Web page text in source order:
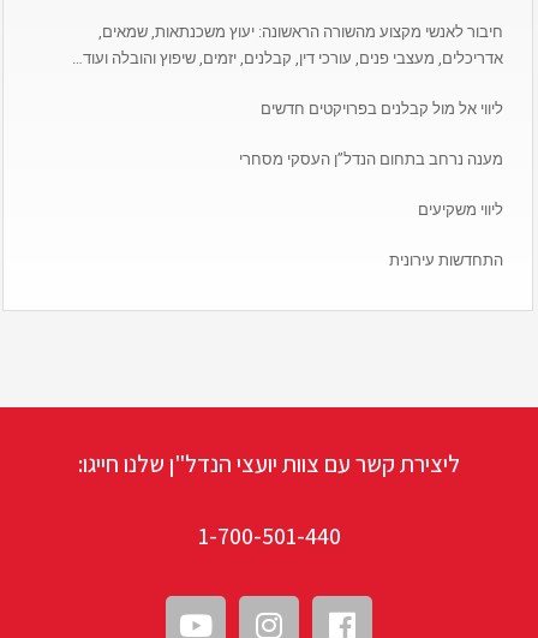
חיבור לאנשי מקצוע מהשורה הראשונה: יעוץ משכנתאות, שמאים,
אדריכלים, מעצבי פנים, עורכי דין, קבלנים, יזמים, שיפוץ והובלה ועוד…
ליווי אל מול קבלנים בפרויקטים חדשים
מענה נרחב בתחום הנדל”ן העסקי מסחרי
ליווי משקיעים
התחדשות עירונית
ליצירת קשר עם צוות יועצי הנדל"ן שלנו חייגו:
1-700-501-440